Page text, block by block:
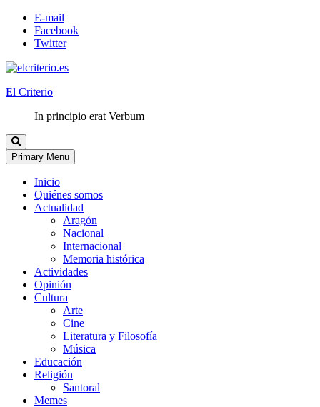
E-mail
Facebook
Twitter
El Criterio
In principio erat Verbum
Primary Menu
Inicio
Quiénes somos
Actualidad
Aragón
Nacional
Internacional
Memoria histórica
Actividades
Opinión
Cultura
Arte
Cine
Literatura y Filosofía
Música
Educación
Religión
Santoral
Memes